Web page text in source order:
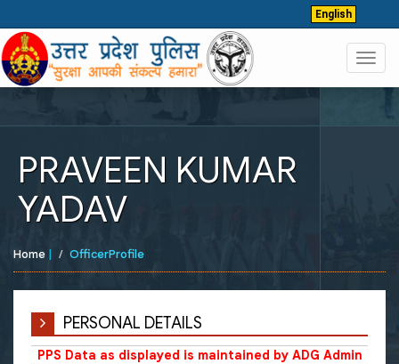
English
PRAVEEN KUMAR
YADAV
Home | OfficerProfile
PERSONAL DETAILS
PPS Data as displayed is maintained by ADG Admin